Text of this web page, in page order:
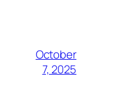
October
7, 2025